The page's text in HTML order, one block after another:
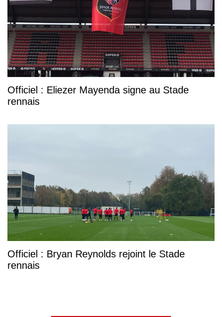
Officiel : Eliezer Mayenda signe au Stade
rennais
Officiel : Bryan Reynolds rejoint le Stade
rennais